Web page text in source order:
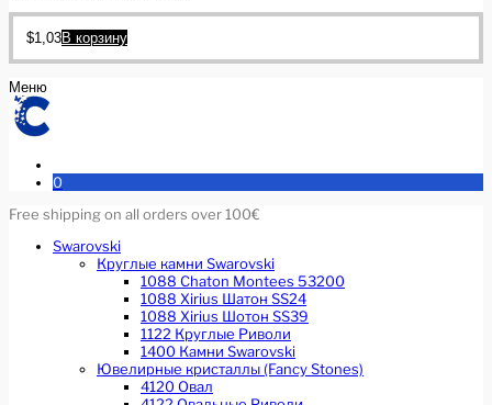
$1,03В корзину
Меню
0
Free shipping on all orders over 100€
Swarovski
Круглые камни Swarovski
1088 Chaton Montees 53200
1088 Xirius Шатон SS24
1088 Xirius Шотон SS39
1122 Круглые Риволи
1400 Камни Swarovski
Ювелирные кристаллы (Fancy Stones)
4120 Овал